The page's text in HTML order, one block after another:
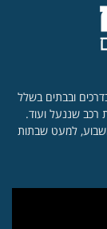
ובבתים בשלל
שננעל ועוד.
בכל ימות השבוע, למעט שבתות